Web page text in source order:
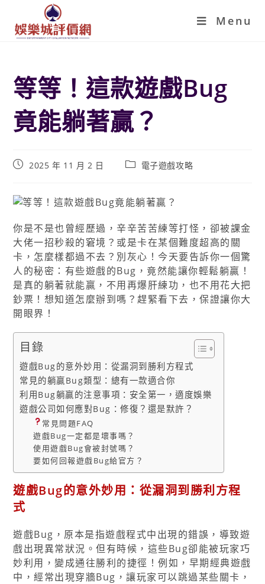
Menu
等等！這款遊戲Bug
竟能躺著贏？
2025 年 11 月 2 日 電子遊戲攻略
你是不是也曾經歷過，辛辛苦苦練等打怪，卻被課金
大佬一招秒殺的窘境？或是卡在某個難度超高的關
卡，怎麼樣都過不去？別灰心！今天要告訴你一個驚
人的秘密：有些遊戲的Bug，竟然能讓你輕鬆躺贏！
是真的躺著就能贏，不用再爆肝練功，也不用花大把
鈔票！想知道怎麼辦到嗎？趕緊看下去，保證讓你大
開眼界！
目錄
遊戲Bug的意外妙用：從漏洞到勝利方程式
常見的躺贏Bug類型：總有一款適合你
利用Bug躺贏的注意事項：安全第一，適度娛樂
遊戲公司如何應對Bug：修復？還是默許？
常見問題FAQ
遊戲Bug一定都是壞事嗎？
使用遊戲Bug會被封號嗎？
要如何回報遊戲Bug給官方？
遊戲Bug的意外妙用：從漏洞到勝利方程
式
遊戲Bug，原本是指遊戲程式中出現的錯誤，導致遊
戲出現異常狀況。但有時候，這些Bug卻能被玩家巧
妙利用，變成通往勝利的捷徑！例如，早期經典遊戲
中，經常出現穿牆Bug，讓玩家可以跳過某些關卡，